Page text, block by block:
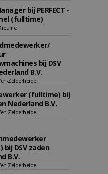
bij PERFECT -
(fulltime)
bij DSV
B.V.
Zelderheide
(fulltime) bij
Nederland B.V.
Zelderheide
bij DSV zaden
B.V.
Zelderheide